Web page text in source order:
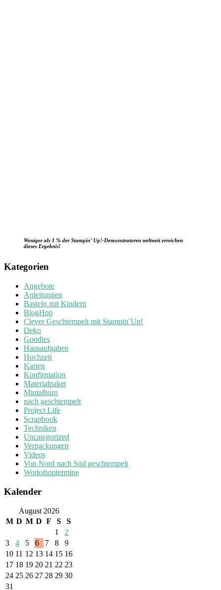
Weniger als 1 % der Stampin’ Up!-Demonstratoren weltweit erreichen
dieses Ergebnis!
Kategorien
Angebote
Anleitungen
Basteln mit Kindern
BlogHop
Clever Geschtempelt mit Stampin´Up!
Deko
Goodies
Hausaufgaben
Hochzeit
Karten
Konfirmation
Materialpaket
Minialbum
nach geschtempelt
Project Life
Scrapbook
Techniken
Uncategorized
Verpackungen
Videos
Von Nord nach Süd geschtempelt
Workshoptermine
Kalender
August 2026
M D M D F S
S
1
2
3
4 5 6 7 8
9
10 11 12 13 14 15 16
17 18 19 20 21 22 23
24 25 26 27 28 29 30
31